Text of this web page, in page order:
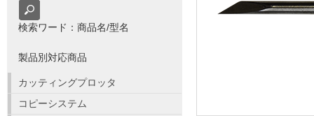
検索ワード：商品名/型名
製品別対応商品
カッティングプロッタ
コピーシステム